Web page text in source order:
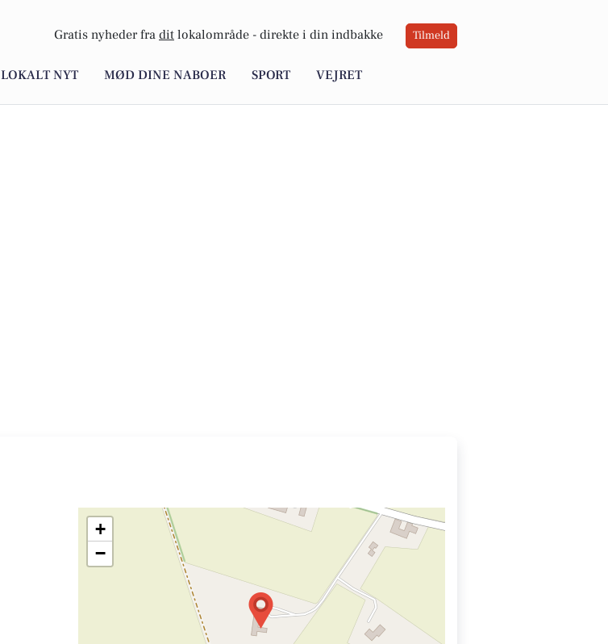
Gratis nyheder fra dit lokalområde - direkte i din indbakke Tilmeld
LOKALT NYT MØD DINE NABOER SPORT VEJRET
+
−